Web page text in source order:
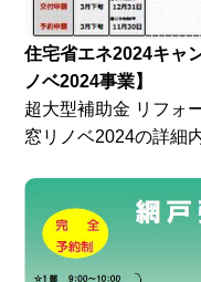
住宅省エネ2024キャ
ノベ2024事業】
超大型補助金 リフォ
窓リノベ2024の詳細